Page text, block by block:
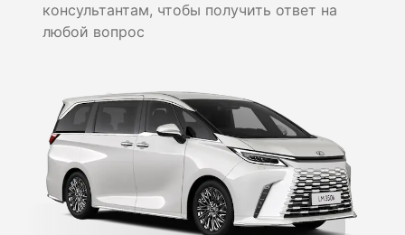
консультантам, чтобы получить ответ на
любой вопрос